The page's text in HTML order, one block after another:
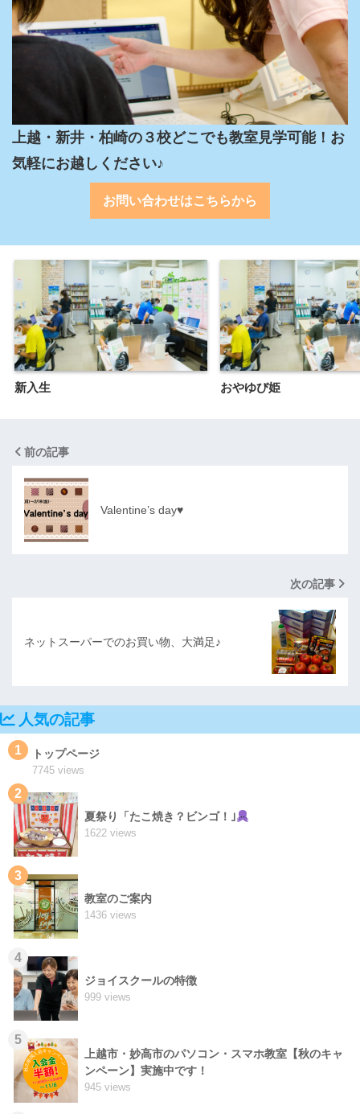
上越・新井・柏崎の３校どこでも教室見学可能！お
気軽にお越しください♪
お問い合わせはこちらから
新入生 おやゆび姫
前の記事
Valentine’s day♥
次の記事
ネットスーパーでのお買い物、大満足♪
人気の記事
1 トップページ
7745 views
2
夏祭り「たこ焼き？ビンゴ！｣
1622 views
3
教室のご案内
1436 views
4
ジョイスクールの特徴
999 views
5
上越市・妙高市のパソコン・スマホ教室【秋のキャ
ンペーン】実施中です！
945 views